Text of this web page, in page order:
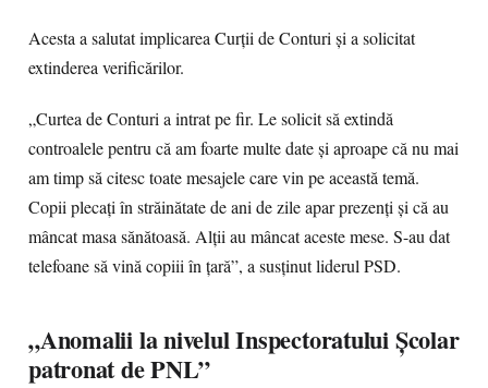
Acesta a salutat implicarea Curții de Conturi și a solicitat
extinderea verificărilor.
„Curtea de Conturi a intrat pe fir. Le solicit să extindă
controalele pentru că am foarte multe date și aproape că nu mai
am timp să citesc toate mesajele care vin pe această temă.
Copii plecați în străinătate de ani de zile apar prezenți și că au
mâncat masa sănătoasă. Alții au mâncat aceste mese. S-au dat
telefoane să vină copiii în țară”, a susținut liderul PSD.
„Anomalii la nivelul Inspectoratului Școlar
patronat de PNL”